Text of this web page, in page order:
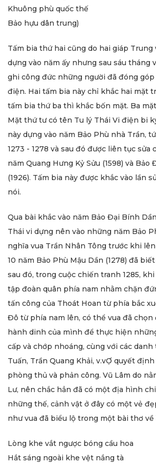
Khuông phù quốc thế
Bảo hựu dân trung)
Tấm bia thứ hai cũng do hai giáp Trung
dựng vào năm ấy nhưng sau sáu tháng
ghi công đức những người đã đóng góp
điện. Hai tấm bia này chỉ khắc hai mặt
tấm bia thứ ba thì khắc bốn mặt. Ba
Mặt thứ tư có tên Tu lý Thái Vi điện bi
này dựng vào năm Bảo Phù nhà Trần,
1273 - 1278 và sau đó được liên tục sửa
năm Quang Hưng Kỷ Sửu (1598) và Bảo
(1926). Tấm bia này được khắc vào lần
nói.
Qua bài khắc vào năm Bảo Đại Bính
Thái vi dựng nên vào những năm Bảo
nghĩa vua Trần Nhân Tông trước khi
10 năm Bảo Phù Mậu Dần (1278) đã
sau đó, trong cuộc chiến tranh 1285,
tập đoàn quân phía nam nhằm chặn
tấn công của Thoát Hoan từ phía bắc
Đô từ phía nam lên, có thể vua đã chọn
hành dinh của mình để thực hiện
cấp và chớp nhoáng, cùng với các
Tuấn, Trần Quang Khải, v.vỢ quyết
phòng thủ và phản công. Vũ Lâm do
Lư, nên chắc hẳn đã có một địa hình
những thế, cảnh vật ở đây có một vẻ
như vua đã biểu lộ trong một bài thơ về
Lòng khe vắt ngược bóng cầu hoa
Hắt sáng ngoài khe vệt nắng tà